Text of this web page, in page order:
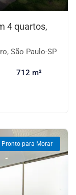
4 quartos,
São Paulo-SP
712 m²
Pronto para Morar